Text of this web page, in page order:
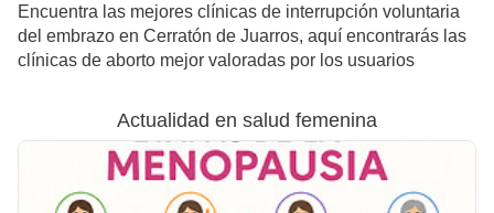
Encuentra las mejores clínicas de interrupción voluntaria
del embrazo en Cerratón de Juarros, aquí encontrarás las
clínicas de aborto mejor valoradas por los usuarios
Actualidad en salud femenina